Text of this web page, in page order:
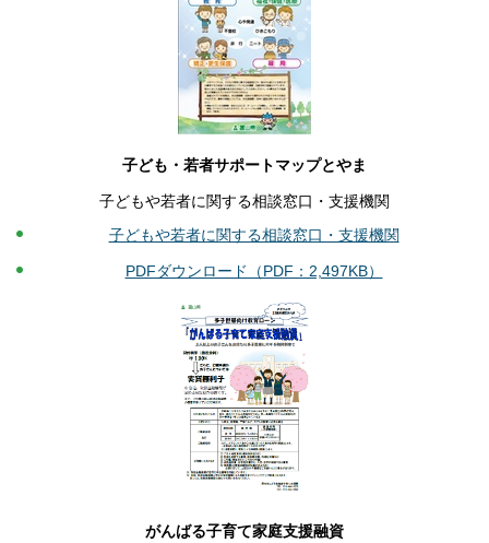
子ども・若者サポートマップとやま
子どもや若者に関する相談窓口・支援機関
子どもや若者に関する相談窓口・支援機関
PDFダウンロード（PDF：2,497KB）
がんばる子育て家庭支援融資